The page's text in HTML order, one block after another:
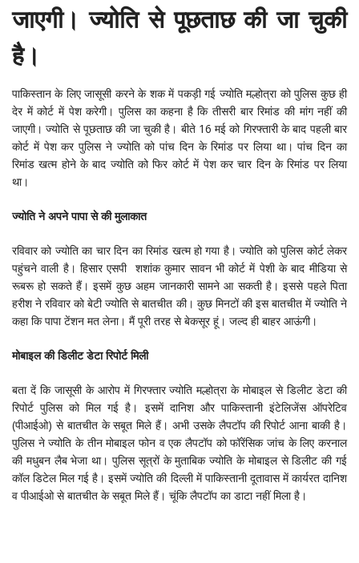
जाएगी। ज्योति से पूछताछ की जा चुकी
है।
पाकिस्तान के लिए जासूसी करने के शक में पकड़ी गई ज्योति मल्होत्रा को पुलिस कुछ ही
देर में कोर्ट में पेश करेगी। पुलिस का कहना है कि तीसरी बार रिमांड की मांग नहीं की
जाएगी। ज्योति से पूछताछ की जा चुकी है। बीते 16 मई को गिरफ्तारी के बाद पहली बार
कोर्ट में पेश कर पुलिस ने ज्योति को पांच दिन के रिमांड पर लिया था। पांच दिन का
रिमांड खत्म होने के बाद ज्योति को फिर कोर्ट में पेश कर चार दिन के रिमांड पर लिया
था।
ज्योति ने अपने पापा से की मुलाकात
रविवार को ज्योति का चार दिन का रिमांड खत्म हो गया है। ज्योति को पुलिस कोर्ट लेकर
पहुंचने वाली है। हिसार एसपी शशांक कुमार सावन भी कोर्ट में पेशी के बाद मीडिया से
रूबरू हो सकते हैं। इसमें कुछ अहम जानकारी सामने आ सकती है। इससे पहले पिता
हरीश ने रविवार को बेटी ज्योति से बातचीत की। कुछ मिनटों की इस बातचीत में ज्योति ने
कहा कि पापा टेंशन मत लेना। मैं पूरी तरह से बेकसूर हूं। जल्द ही बाहर आऊंगी।
मोबाइल की डिलीट डेटा रिपोर्ट मिली
बता दें कि जासूसी के आरोप में गिरफ्तार ज्योति मल्होत्रा के मोबाइल से डिलीट डेटा की
रिपोर्ट पुलिस को मिल गई है। इसमें दानिश और पाकिस्तानी इंटेलिजेंस ऑपरेटिव
(पीआईओ) से बातचीत के सबूत मिले हैं। अभी उसके लैपटॉप की रिपोर्ट आना बाकी है।
पुलिस ने ज्योति के तीन मोबाइल फोन व एक लैपटॉप को फॉरेंसिक जांच के लिए करनाल
की मधुबन लैब भेजा था। पुलिस सूत्रों के मुताबिक ज्योति के मोबाइल से डिलीट की गई
कॉल डिटेल मिल गई है। इसमें ज्योति की दिल्ली में पाकिस्तानी दूतावास में कार्यरत दानिश
व पीआईओ से बातचीत के सबूत मिले हैं। चूंकि लैपटॉप का डाटा नहीं मिला है।